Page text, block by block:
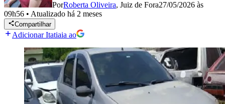
PorRoberta Oliveira, Juiz de Fora27/05/2026 às
09h56 • Atualizado há 2 meses
Compartilhar
Adicionar Itatiaia ao